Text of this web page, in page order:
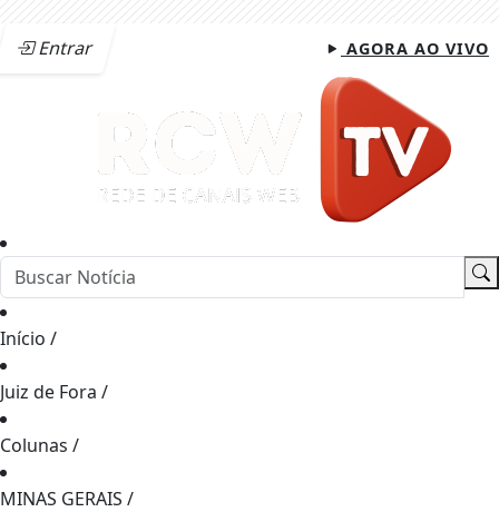
Entrar AGORA AO VIVO
Início /
Juiz de Fora /
Colunas /
MINAS GERAIS /